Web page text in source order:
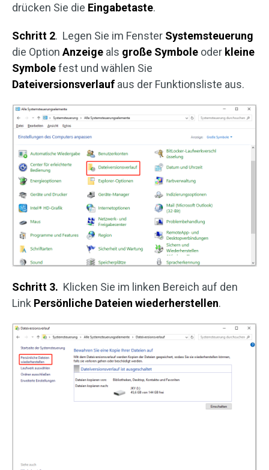
drücken Sie die Eingabetaste.
Schritt 2. Legen Sie im Fenster Systemsteuerung
die Option Anzeige als große Symbole oder kleine
Symbolefest und wählen Sie
Dateiversionsverlauf aus der Funktionsliste aus.
Schritt 3. Klicken Sie im linken Bereich auf den
Link Persönliche Dateien wiederherstellen.